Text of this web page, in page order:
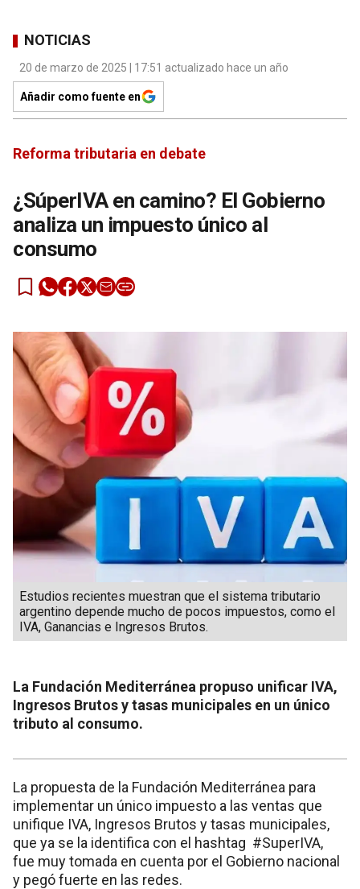
NOTICIAS
20 de marzo de 2025 | 17:51 actualizado hace un año
Añadir como fuente en
Reforma tributaria en debate
¿SúperIVA en camino? El Gobierno
analiza un impuesto único al
consumo
Estudios recientes muestran que el sistema tributario
argentino depende mucho de pocos impuestos, como el
IVA, Ganancias e Ingresos Brutos.
La Fundación Mediterránea propuso unificar IVA,
Ingresos Brutos y tasas municipales en un único
tributo al consumo.
La propuesta de la Fundación Mediterránea para
implementar un único impuesto a las ventas que
unifique IVA, Ingresos Brutos y tasas municipales,
que ya se la identifica con el hashtag #SuperIVA,
fue muy tomada en cuenta por el Gobierno nacional
y pegó fuerte en las redes.